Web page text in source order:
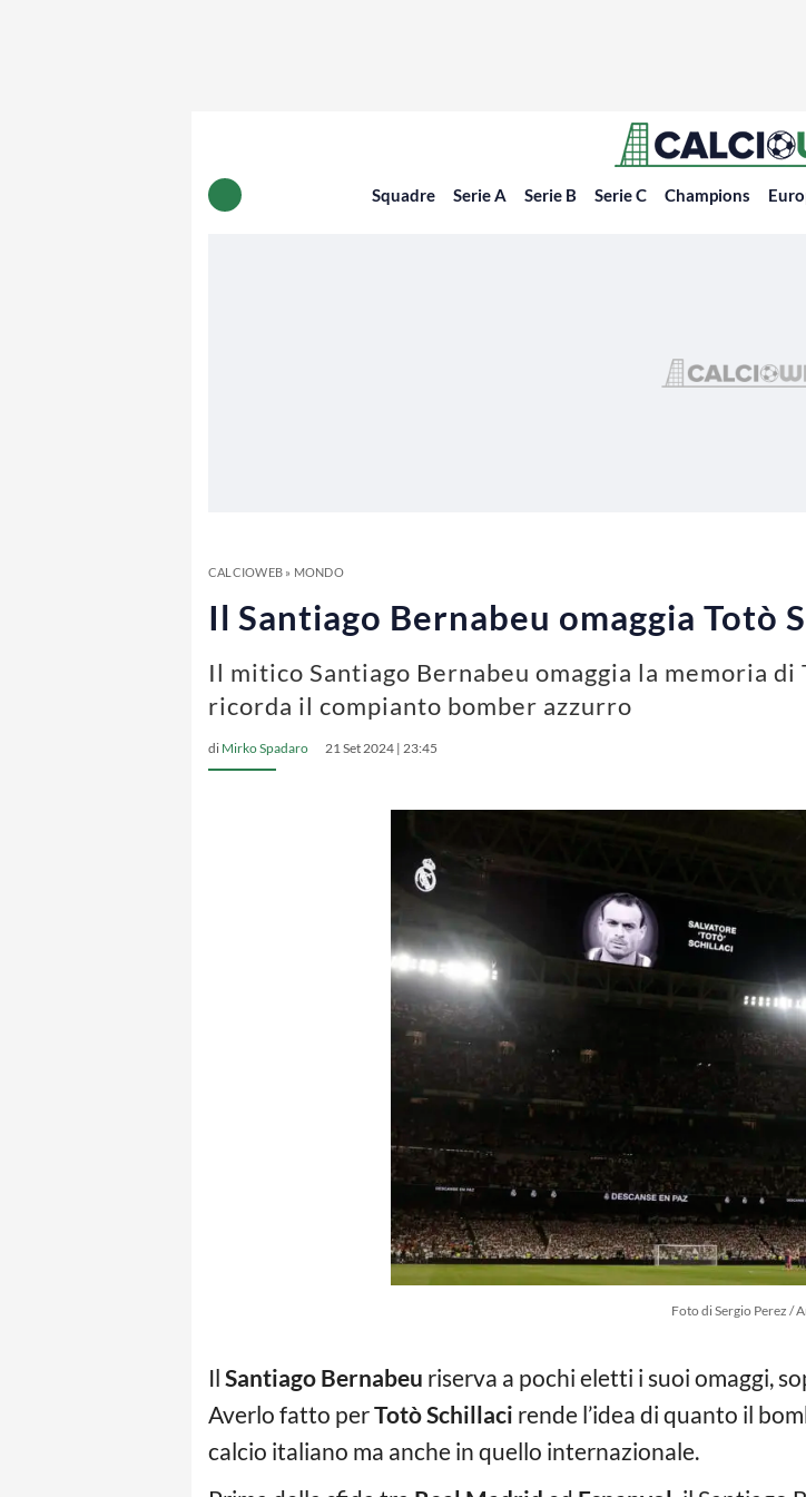
Squadre Serie A Serie B Serie C Champions
CALCIOWEB» MONDO
Il Santiago Bernabeu omaggia
Il mitico Santiago Bernabeu omaggia la memoria
ricorda il compianto bomber azzurro
di Mirko Spadaro 21 Set 2024 | 23:45
Foto di Sergio Perez /
Il Santiago Bernabeu riserva a pochi eletti i suoi omaggi,
Averlo fatto perTotò Schillaci rende l’idea di quanto il
calcio italiano ma anche in quello internazionale.